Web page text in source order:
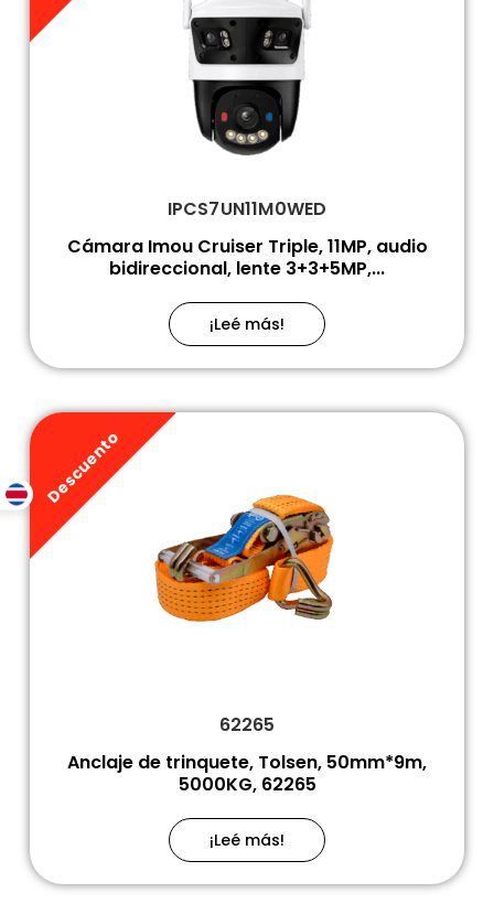
IPCS7UN11M0WED
Cámara Imou Cruiser Triple, 11MP, audio
bidireccional, lente 3+3+5MP,...
¡Leé más!
Descuento
62265
Anclaje de trinquete, Tolsen, 50mm*9m,
5000KG, 62265
¡Leé más!